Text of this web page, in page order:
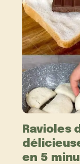
Ravioles
en 5